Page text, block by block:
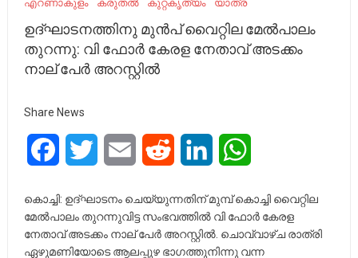
എറണാകുളം കരുതൽ കുറ്റകൃത്യം യാത്ര
ഉദ്ഘാടനത്തിനു മുൻപ് വൈറ്റില മേൽപാലം
തുറന്നു‌: വി ഫോര്‍ കേരള നേതാവ് അടക്കം
നാല് പേര്‍ അറസ്റ്റില്‍
Share News
FacebookTwitter Email Reddit LinkedIn
കൊച്ചി: ഉദ്ഘാടനം ചെയ്യുന്നതിന് മുമ്പ് കൊച്ചി വൈറ്റില
മേല്‍പാലം തുറന്നുവിട്ട സംഭവത്തില്‍ വി ഫോര്‍ കേരള
നേതാവ് അടക്കം നാല് പേര്‍ അറസ്റ്റില്‍. ചൊവ്വാഴ്ച രാത്രി
ഏഴുമണിയോടെ ആലപ്പുഴ ഭാഗത്തുനിന്നു വന്ന